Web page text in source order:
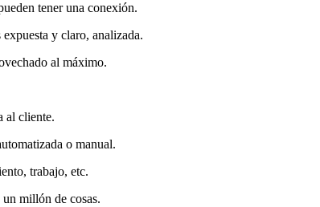
tener una conexión.
y claro, analizada.
al máximo.
al cliente.
o manual.
trabajo, etc.
millón de cosas.